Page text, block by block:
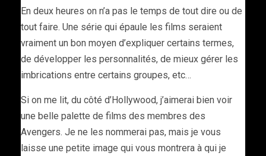
En deux heures on n’a pas le temps de tout dire ou de
tout faire. Une série qui épaule les films seraient
vraiment un bon moyen d’expliquer certains termes,
de développer les personnalités, de mieux gérer les
imbrications entre certains groupes, etc…
Si on me lit, du côté d’Hollywood, j’aimerai bien voir
une belle palette de films des membres des
Avengers. Je ne les nommerai pas, mais je vous
laisse une petite image qui vous montrera à qui je